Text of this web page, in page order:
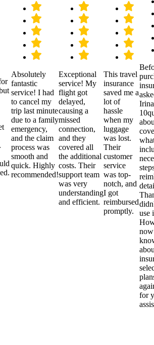
Absolutely
fantastic
service! I had
to cancel my
trip last minute
due to a family
emergency,
and the claim
process was
smooth and
quick. Highly
recommended!
Exceptional
service! My
flight got
delayed,
causing a
missed
connection,
and they
covered all
the additional
costs. Their
support team
was very
understanding
and efficient.
This travel
insurance
saved me a
lot of
hassle
when my
luggage
was lost.
Their
customer
service
was top-
notch, and
I got
reimbursed
promptly.
use
for